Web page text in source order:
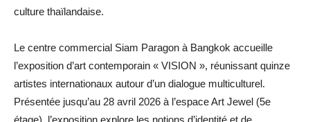
culture thaïlandaise.
Le centre commercial Siam Paragon à Bangkok accueille
l’exposition d’art contemporain « VISION », réunissant quinze
artistes internationaux autour d’un dialogue multiculturel.
Présentée jusqu’au 28 avril 2026 à l’espace Art Jewel (5e
étage), l’exposition explore les notions d’identité et de